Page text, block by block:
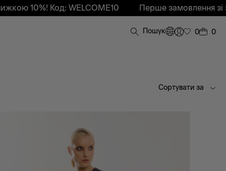
10%! Код: WELCOME10 Перше замовлення зі
Пошук 0 0
Сортувати за